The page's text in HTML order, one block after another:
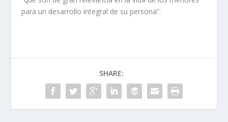
para un desarrollo integral de su persona”.
SHARE: